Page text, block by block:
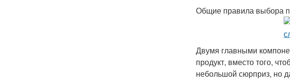
Общие правила выбора
Двумя главными
продукт, вместо того,
небольшой сюрприз, но